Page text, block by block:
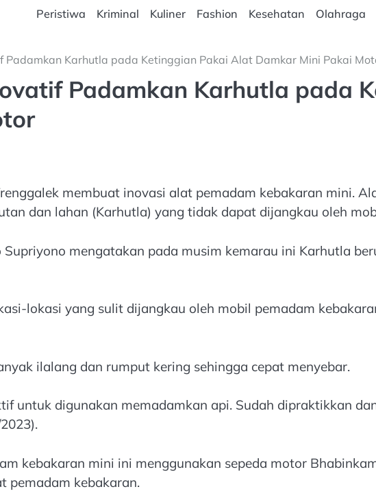
Peristiwa Kriminal Kuliner Fashion Kesehatan Olahraga
Padamkan Karhutla pada Ketinggian Pakai Alat Damkar Mini Pakai
Padamkan Karhutla pada
membuat inovasi alat pemadam kebakaran mini.
dan lahan (Karhutla) yang tidak dapat dijangkau oleh
Supriyono mengatakan pada musim kemarau ini Karhutla
lokasi yang sulit dijangkau oleh mobil pemadam
ilalang dan rumput kering sehingga cepat menyebar.
untuk digunakan memadamkan api. Sudah dipraktikkan
kebakaran mini ini menggunakan sepeda motor
pemadam kebakaran.